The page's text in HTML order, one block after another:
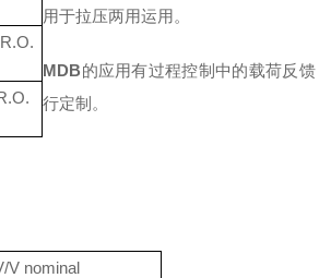
用于拉压两用运用。
MDB的应用有过程控制中的载荷反馈
行定制。
V nominal